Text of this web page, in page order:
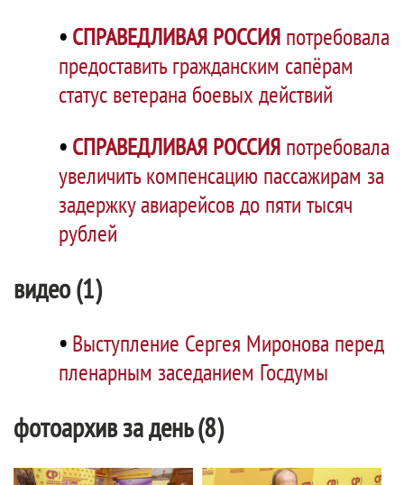
• СПРАВЕДЛИВАЯ РОССИЯ потребовала
предоставить гражданским сапёрам
статус ветерана боевых действий
• СПРАВЕДЛИВАЯ РОССИЯ потребовала
увеличить компенсацию пассажирам за
задержку авиарейсов до пяти тысяч
рублей
видео (1)
• Выступление Сергея Миронова перед
пленарным заседанием Госдумы
фотоархив за день (8)